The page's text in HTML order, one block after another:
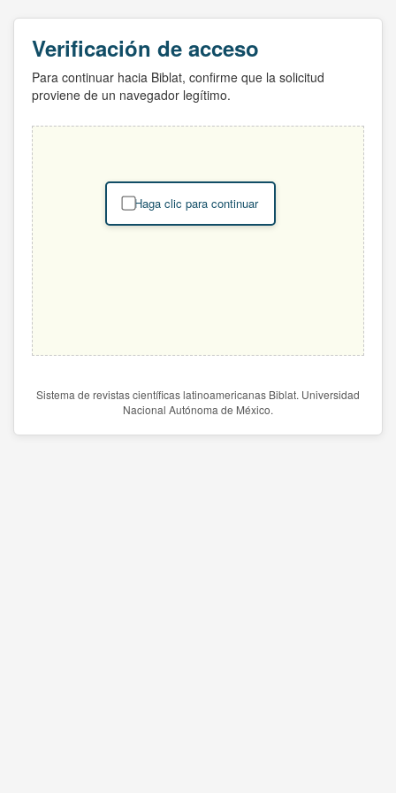
Verificación de acceso
Para continuar hacia Biblat, confirme que la solicitud
proviene de un navegador legítimo.
Haga clic para continuar
Sistema de revistas científicas latinoamericanas Biblat. Universidad
Nacional Autónoma de México.